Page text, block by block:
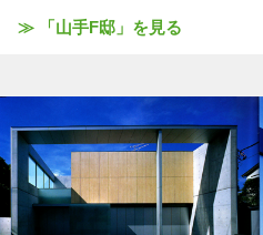
≫ 「山手F邸」を見る